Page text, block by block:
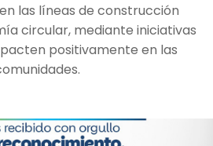
las líneas de construcción
circular, mediante iniciativas
positivamente en las